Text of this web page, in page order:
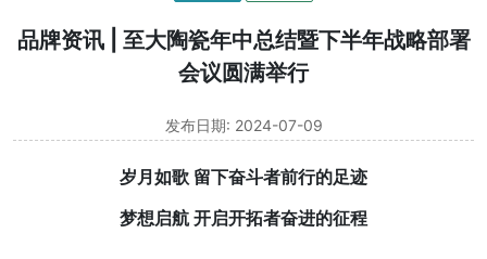
品牌资讯 | 至大陶瓷年中总结暨下半年战略部署
会议圆满举行
发布日期: 2024-07-09
岁月如歌 留下奋斗者前行的足迹
梦想启航 开启开拓者奋进的征程